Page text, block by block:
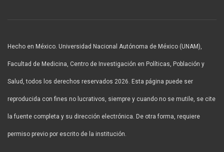
Hecho en México. Universidad Nacional Autónoma de México (UNAM),
Facultad de Medicina, Centro de Investigación en Políticas, Población y
Salud, todos los derechos reservados 2026. Esta página puede ser
reproducida con fines no lucrativos, siempre y cuando no se mutile, se cite
la fuente completa y su dirección electrónica. De otra forma, requiere
permiso previo por escrito de la institución.